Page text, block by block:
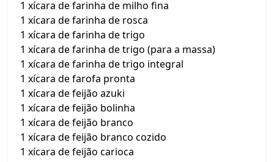
1 xícara de farinha de milho fina
1 xícara de farinha de rosca
1 xícara de farinha de trigo
1 xícara de farinha de trigo (para a massa)
1 xícara de farinha de trigo integral
1 xícara de farofa pronta
1 xícara de feijão azuki
1 xícara de feijão bolinha
1 xícara de feijão branco
1 xícara de feijão branco cozido
1 xícara de feijão carioca